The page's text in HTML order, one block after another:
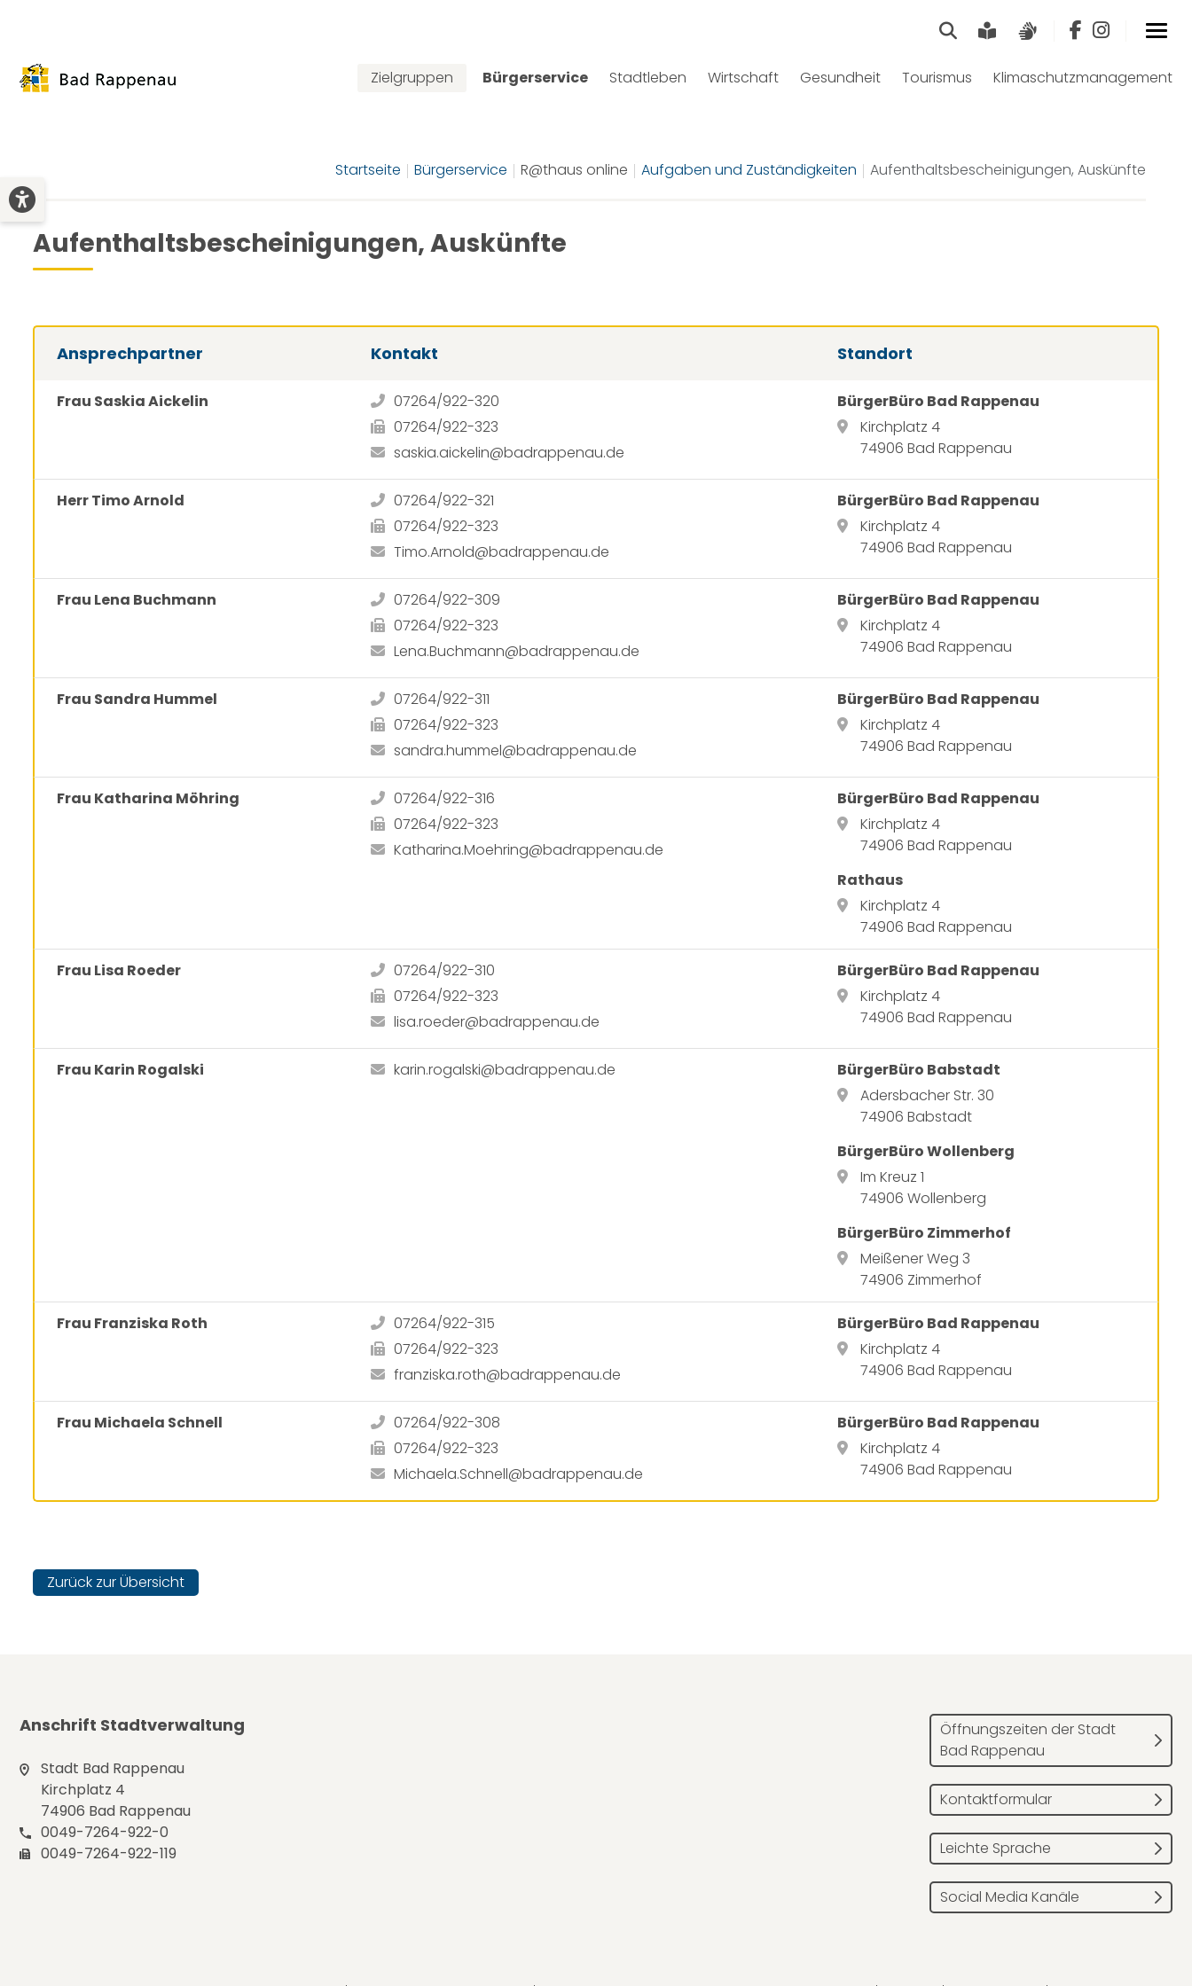
SucheLeichte Sprache
Zielgruppen Bürgerservice Stadtleben Wirtschaft Gesundheit Tourismus Klimaschutzmanagement
Startseite Bürgerservice R@thaus online Aufgaben und Zuständigkeiten Aufenthaltsbescheinigungen, Auskünfte
Aufenthaltsbescheinigungen, Auskünfte
Ansprechpartner Kontakt Standort
Frau Saskia Aickelin
07264/922-320
07264/922-323
saskia.aickelin@badrappenau.de
BürgerBüro Bad Rappenau
Kirchplatz 4
74906 Bad Rappenau
Herr Timo Arnold
07264/922-321
07264/922-323
Timo.Arnold@badrappenau.de
BürgerBüro Bad Rappenau
Kirchplatz 4
74906 Bad Rappenau
Frau Lena Buchmann
07264/922-309
07264/922-323
Lena.Buchmann@badrappenau.de
BürgerBüro Bad Rappenau
Kirchplatz 4
74906 Bad Rappenau
Frau Sandra Hummel
07264/922-311
07264/922-323
sandra.hummel@badrappenau.de
BürgerBüro Bad Rappenau
Kirchplatz 4
74906 Bad Rappenau
Frau Katharina Möhring
07264/922-316
07264/922-323
Katharina.Moehring@badrappenau.de
BürgerBüro Bad Rappenau
Kirchplatz 4
74906 Bad Rappenau
Rathaus
Kirchplatz 4
74906 Bad Rappenau
Frau Lisa Roeder
07264/922-310
07264/922-323
lisa.roeder@badrappenau.de
BürgerBüro Bad Rappenau
Kirchplatz 4
74906 Bad Rappenau
Frau Karin Rogalski karin.rogalski@badrappenau.de
BürgerBüro Babstadt
Adersbacher Str. 30
74906 Babstadt
BürgerBüro Wollenberg
Im Kreuz 1
74906 Wollenberg
BürgerBüro Zimmerhof
Meißener Weg 3
74906 Zimmerhof
Frau Franziska Roth
07264/922-315
07264/922-323
franziska.roth@badrappenau.de
BürgerBüro Bad Rappenau
Kirchplatz 4
74906 Bad Rappenau
Frau Michaela Schnell
07264/922-308
07264/922-323
Michaela.Schnell@badrappenau.de
BürgerBüro Bad Rappenau
Kirchplatz 4
74906 Bad Rappenau
Zurück zur Übersicht
Anschrift Stadtverwaltung
Stadt Bad Rappenau
Kirchplatz 4
74906 Bad Rappenau
0049-7264-922-0
0049-7264-922-119
Öffnungszeiten der Stadt
Bad Rappenau
Kontaktformular
Leichte Sprache
Social Media Kanäle